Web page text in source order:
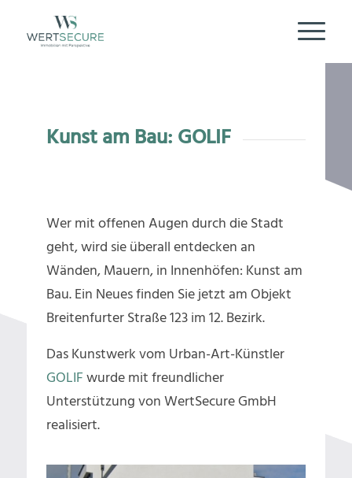
Kunst am Bau: GOLIF
Wer mit offenen Augen durch die Stadt
geht, wird sie überall entdecken an
Wänden, Mauern, in Innenhöfen: Kunst am
Bau. Ein Neues finden Sie jetzt am Objekt
Breitenfurter Straße 123 im 12. Bezirk.
Das Kunstwerk vom Urban-Art-Künstler
GOLIFwurde mit freundlicher
Unterstützung von WertSecure GmbH
realisiert.